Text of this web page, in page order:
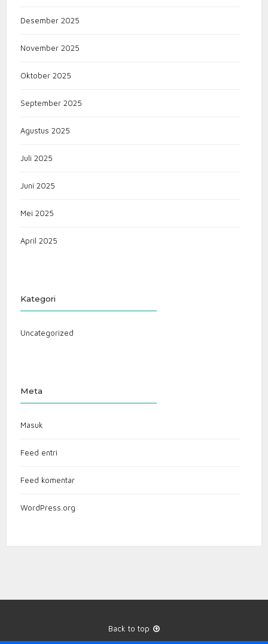
Desember 2025
November 2025
Oktober 2025
September 2025
Agustus 2025
Juli 2025
Juni 2025
Mei 2025
April 2025
Kategori
Uncategorized
Meta
Masuk
Feed entri
Feed komentar
WordPress.org
Back to top